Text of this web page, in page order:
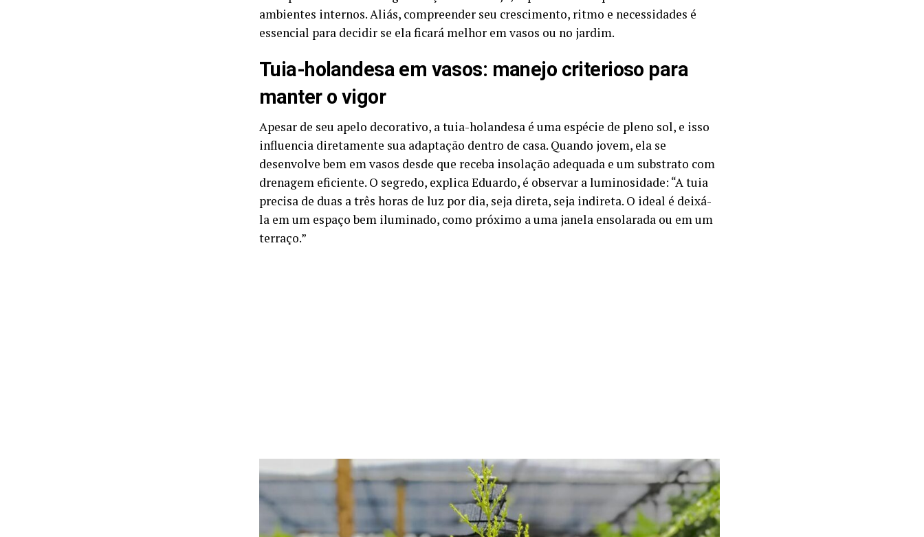
ambientes internos. Aliás, compreender seu crescimento, ritmo e necessidades é
essencial para decidir se ela ficará melhor em vasos ou no jardim.
Tuia-holandesa em vasos: manejo criterioso para
manter o vigor
Apesar de seu apelo decorativo, a tuia-holandesa é uma espécie de pleno sol, e isso
influencia diretamente sua adaptação dentro de casa. Quando jovem, ela se
desenvolve bem em vasos desde que receba insolação adequada e um substrato com
drenagem eficiente. O segredo, explica Eduardo, é observar a luminosidade: “A tuia
precisa de duas a três horas de luz por dia, seja direta, seja indireta. O ideal é deixá-
la em um espaço bem iluminado, como próximo a uma janela ensolarada ou em um
terraço.”